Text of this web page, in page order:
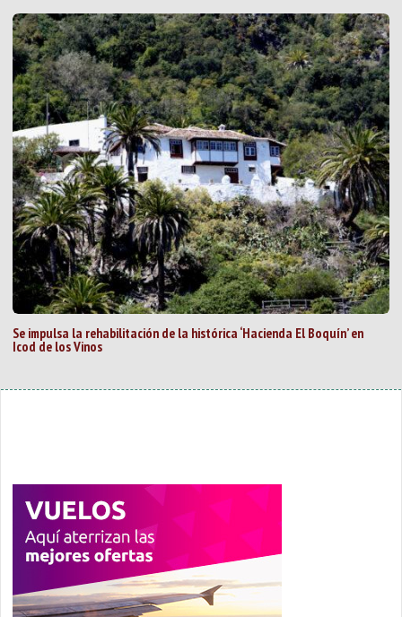
Se impulsa la rehabilitación de la histórica ‘Hacienda El Boquín’ en
Icod de los Vinos